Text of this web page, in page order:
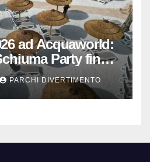
ad Acquaworld:
Party fino a
PARCHI DIVERTIMENTO